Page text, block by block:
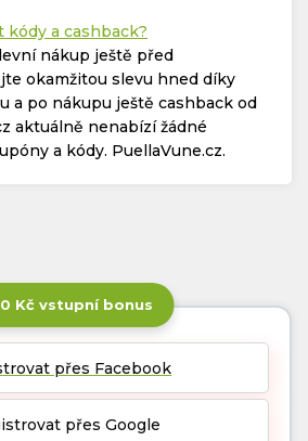
a cashback?
nákup ještě před
okamžitou slevu hned díky
a po nákupu ještě cashback od
aktuálně nenabízí žádné
a kódy. PuellaVune.cz.
Kč vstupní bonus
přes Facebook
přes Google